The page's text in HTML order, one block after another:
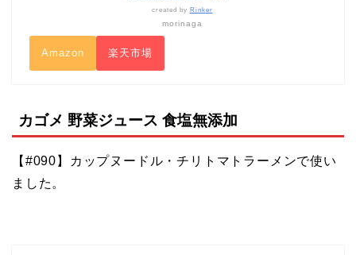
created by Rinker
morinaga
Amazon 楽天市場
カゴメ 野菜ジュース 食塩無添加
【#090】カップヌードル・チリトマトラーメンで使い
ました。